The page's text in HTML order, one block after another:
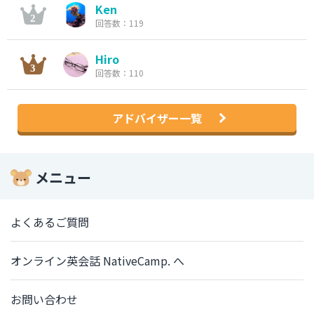
Ken
回答数：119
Hiro
回答数：110
アドバイザー一覧
メニュー
よくあるご質問
オンライン英会話 NativeCamp. へ
お問い合わせ